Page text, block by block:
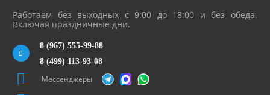
Работаем без выходных с 9:00 до 18:00 и без обеда.
Включая праздничные дни.
8 (967) 555-99-88
8 (499) 113-93-08
Мессенджеры